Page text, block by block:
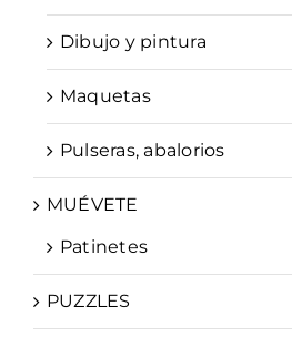
Dibujo y pintura
Maquetas
Pulseras, abalorios
MUÉVETE
Patinetes
PUZZLES